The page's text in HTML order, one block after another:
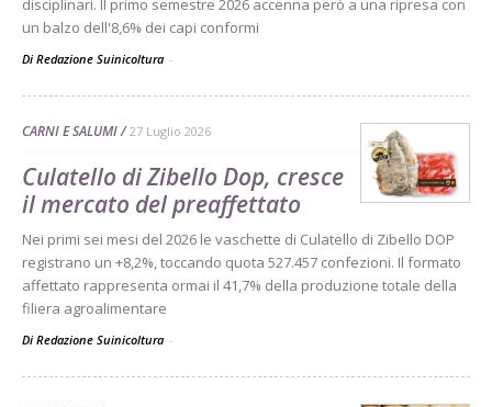
disciplinari. Il primo semestre 2026 accenna però a una ripresa con
un balzo dell'8,6% dei capi conformi
Di Redazione Suinicoltura -
CARNI E SALUMI 27 Luglio 2026
Culatello di Zibello Dop, cresce
il mercato del preaffettato
Nei primi sei mesi del 2026 le vaschette di Culatello di Zibello DOP
registrano un +8,2%, toccando quota 527.457 confezioni. Il formato
affettato rappresenta ormai il 41,7% della produzione totale della
filiera agroalimentare
Di Redazione Suinicoltura -